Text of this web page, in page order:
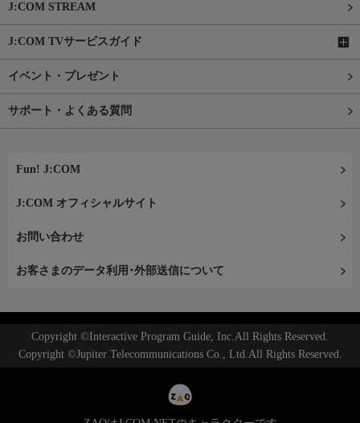
J:COM STREAM
J:COM TVサービスガイド
イベント・プレゼント
サポート・よくある質問
Fun! J:COM
J:COM オフィシャルサイト
お問い合わせ
お客さまのデータ利用･外部送信について
Copyright ©Interactive Program Guide, Inc.All Rights Reserved.
Copyright ©Jupiter Telecommunications Co., Ltd.All Rights Reserved.